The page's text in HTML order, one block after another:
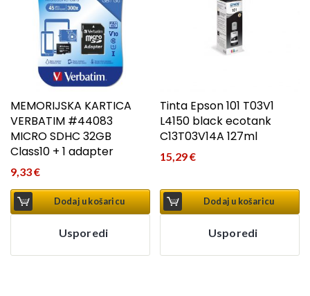
MEMORIJSKA KARTICA
VERBATIM #44083
MICRO SDHC 32GB
Class10 + 1 adapter
9,33€
Dodaj u košaricu
Usporedi
Tinta Epson 101 T03V1
L4150 black ecotank
C13T03V14A 127ml
15,29€
Dodaj u košaricu
Usporedi